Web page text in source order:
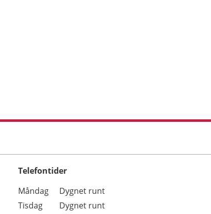
Telefontider
Dag
Öppettider
Kommentarer
Måndag
Dygnet runt
Tisdag
Dygnet runt